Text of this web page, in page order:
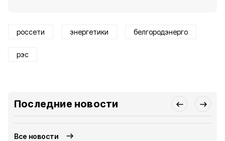
россети энергетики белгородэнерго
рэс
Последние новости
Все новости